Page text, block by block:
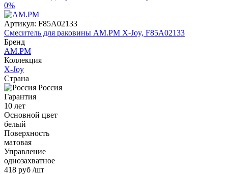
0%
Артикул: F85A02133
Смеситель для раковины AM.PM X-Joy, F85A02133
Бренд
AM.PM
Коллекция
X-Joy
Страна
Россия
Гарантия
10 лет
Основной цвет
белый
Поверхность
матовая
Управление
однозахватное
418 руб /шт